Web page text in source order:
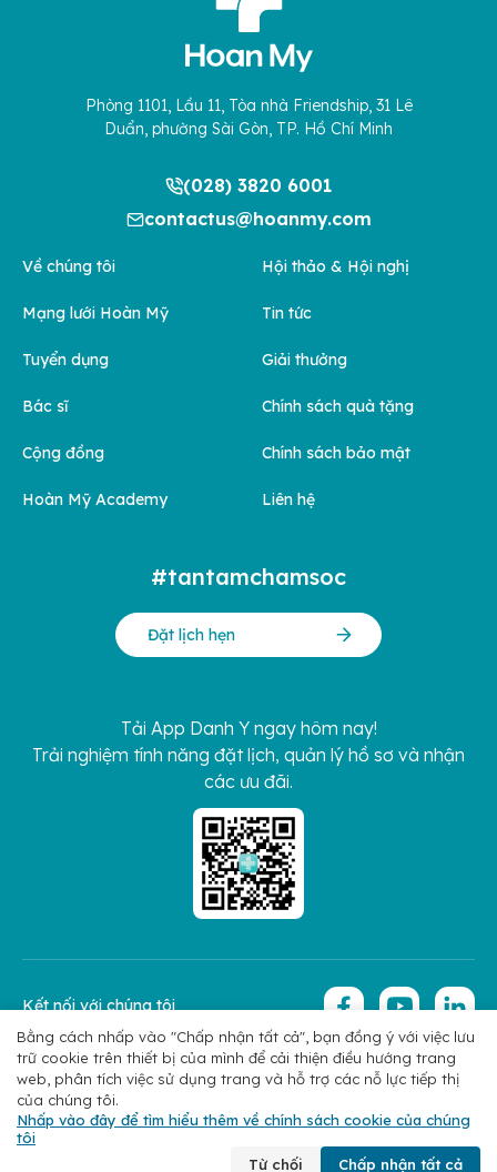
Phòng 1101, Lầu 11, Tòa nhà Friendship, 31 Lê
Duẩn, phường Sài Gòn, TP. Hồ Chí Minh
(028) 3820 6001
contactus@hoanmy.com
Về chúng tôi
Mạng lưới Hoàn Mỹ
Tuyển dụng
Bác sĩ
Cộng đồng
Hoàn Mỹ Academy
Hội thảo & Hội nghị
Tin tức
Giải thưởng
Chính sách quà tặng
Chính sách bảo mật
Liên hệ
#tantamchamsoc
Đặt lịch hẹn
Tải App Danh Y ngay hôm nay!
Trải nghiệm tính năng đặt lịch, quản lý hồ sơ và nhận
các ưu đãi.
Chính sách bảo mật Copyright 2026 © Hoan My Corporation
Kết nối với chúng tôi
Đặt lịch Liên hệ
Bằng cách nhấp vào "Chấp nhận tất cả", bạn đồng ý với việc lưu
trữ cookie trên thiết bị của mình để cải thiện điều hướng trang
web, phân tích việc sử dụng trang và hỗ trợ các nỗ lực tiếp thị
của chúng tôi.
Nhấp vào đây để tìm hiểu thêm về chính sách cookie của chúng
tôi
Từ chối
Chấp nhận tất cả